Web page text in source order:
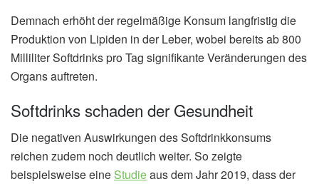
Demnach erhöht der regelmäßige Konsum langfristig die
Produktion von Lipiden in der Leber, wobei bereits ab 800
Milliliter Softdrinks pro Tag signifikante Veränderungen des
Organs auftreten.
Softdrinks schaden der Gesundheit
Die negativen Auswirkungen des Softdrinkkonsums
reichen zudem noch deutlich weiter. So zeigte
beispielsweise eine Studieaus dem Jahr 2019, dass der